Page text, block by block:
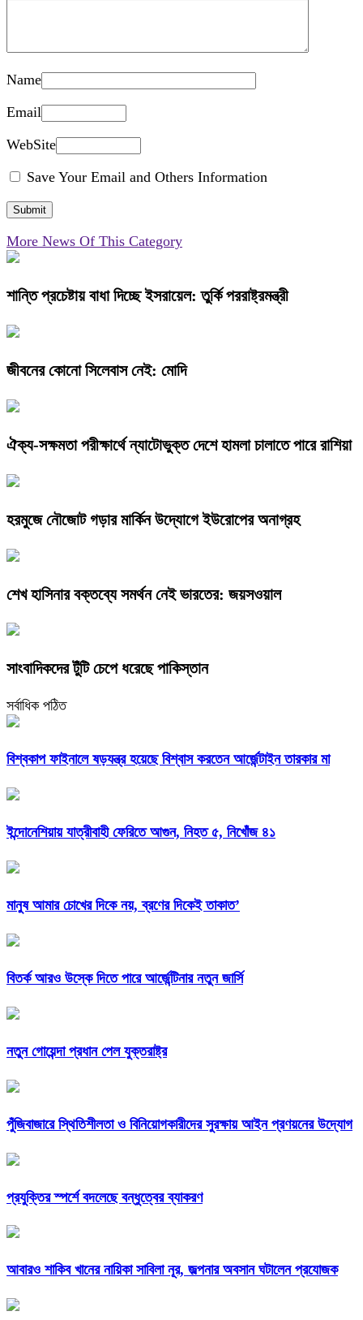
Name
Email
WebSite
Save Your Email and Others Information
More News Of This Category
শান্তি প্রচেষ্টায় বাধা দিচ্ছে ইসরায়েল: তুর্কি পররাষ্ট্রমন্ত্রী
জীবনের কোনো সিলেবাস নেই: মোদি
ঐক্য-সক্ষমতা পরীক্ষার্থে ন্যাটোভুক্ত দেশে হামলা চালাতে পারে রাশিয়া
হরমুজে নৌজোট গড়ার মার্কিন উদ্যোগে ইউরোপের অনাগ্রহ
শেখ হাসিনার বক্তব্যে সমর্থন নেই ভারতের: জয়সওয়াল
সাংবাদিকদের টুঁটি চেপে ধরেছে পাকিস্তান
সর্বাধিক পঠিত
বিশ্বকাপ ফাইনালে ষড়যন্ত্র হয়েছে বিশ্বাস করতেন আর্জেন্টাইন তারকার মা
ইন্দোনেশিয়ায় যাত্রীবাহী ফেরিতে আগুন, নিহত ৫, নিখোঁজ ৪১
মানুষ আমার চোখের দিকে নয়, ব্রণের দিকেই তাকাত’
বিতর্ক আরও উস্কে দিতে পারে আর্জেন্টিনার নতুন জার্সি
নতুন গোয়েন্দা প্রধান পেল যুক্তরাষ্ট্র
পুঁজিবাজারে স্থিতিশীলতা ও বিনিয়োগকারীদের সুরক্ষায় আইন প্রণয়নের উদ্যোগ
প্রযুক্তির স্পর্শে বদলেছে বন্ধুত্বের ব্যাকরণ
আবারও শাকিব খানের নায়িকা সাবিলা নূর, জল্পনার অবসান ঘটালেন প্রযোজক